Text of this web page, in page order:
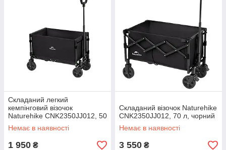
Складаний легкий
кемпінговий візочок
Naturehike CNK2350JJ012, 50
л, чорний
Немає в наявності
1 950 ₴
Складаний візочок Naturehike
CNK2350JJ012, 70 л, чорний
Немає в наявності
3 550 ₴